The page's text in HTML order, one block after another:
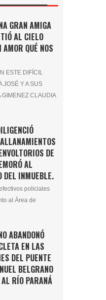
GRAN AMIGA
AL CIELO
AMOR QUÉ NOS
ESTE DIFÍCIL
JOSÉ Y A SUS
GIMENEZ CLAUDIA
DE
AL
DEL INMUEBLE.
policiales
al Área de
ABANDONÓ
EN LAS
DEL PUENTE
BELGRANO
RÍO PARANÁ